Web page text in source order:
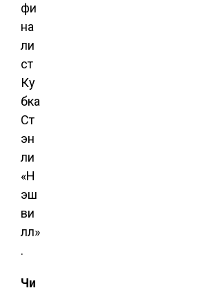
фи
на
ли
ст
Ку
бка
Ст
эн
ли
«Н
эш
ви
лл»
.
Чи